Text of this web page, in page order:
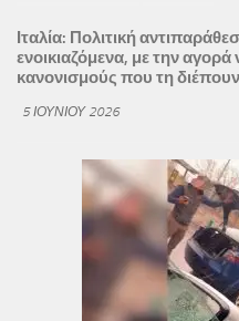
Ιταλία: Πολιτική
ενοικιαζόμενα, με την
κανονισμούς που τη διέπουν
5 ΙΟΥΝΊΟΥ 2026